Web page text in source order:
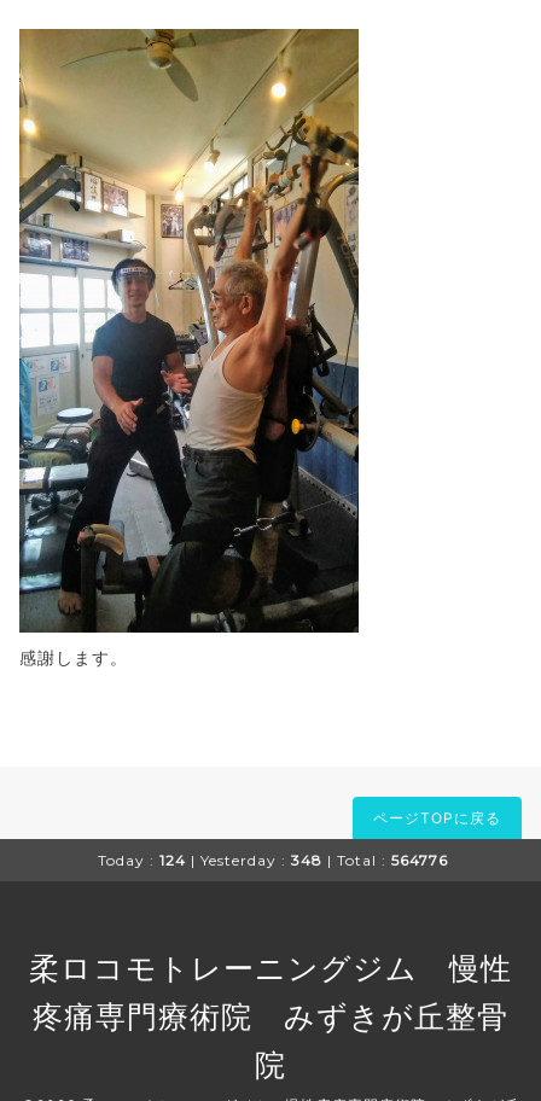
感謝します。
ページTOPに戻る
Today : 124 | Yesterday : 348 | Total : 564776
柔ロコモトレーニングジム 慢性
疼痛専門療術院 みずきが丘整骨
院